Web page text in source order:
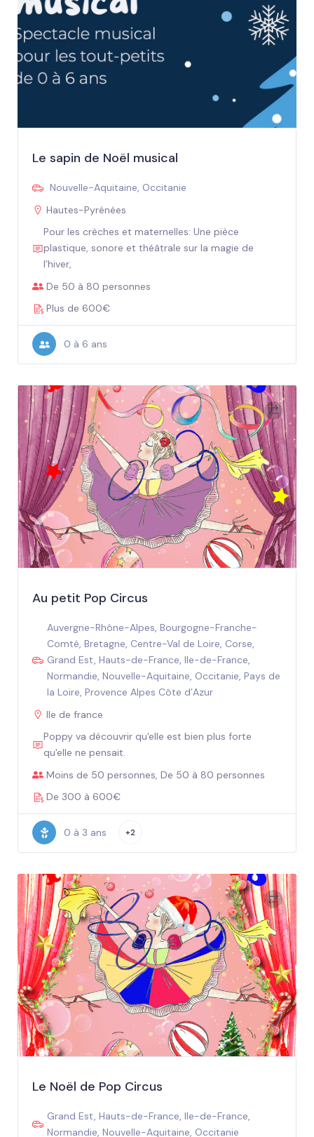
Le sapin de Noël musical
Nouvelle-Aquitaine, Occitanie
Hautes-Pyrénées
Pour les crèches et maternelles: Une pièce
plastique, sonore et théâtrale sur la magie de
l’hiver,
De 50 à 80 personnes
Plus de 600€
0 à 6 ans
Au petit Pop Circus
Auvergne-Rhône-Alpes, Bourgogne-Franche-
Comté, Bretagne, Centre-Val de Loire, Corse,
Grand Est, Hauts-de-France, Ile-de-France,
Normandie, Nouvelle-Aquitaine, Occitanie, Pays de
la Loire, Provence Alpes Côte d’Azur
Ile de france
Poppy va découvrir qu'elle est bien plus forte
qu'elle ne pensait.
Moins de 50 personnes, De 50 à 80 personnes
De 300 à 600€
0 à 3 ans +2
Le Noël de Pop Circus
Grand Est, Hauts-de-France, Ile-de-France,
Normandie, Nouvelle-Aquitaine, Occitanie